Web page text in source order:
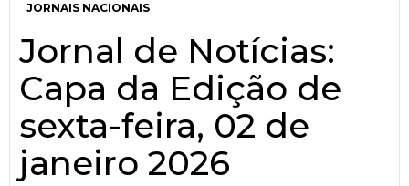
JORNAIS NACIONAIS
Jornal de Notícias:
Capa da Edição de
sexta-feira, 02 de
janeiro 2026